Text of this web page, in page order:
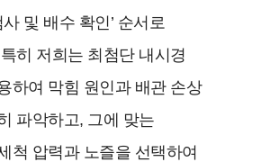
사 및 배수 확인’ 순서로
히 저희는 최첨단 내시경
하여 막힘 원인과 배관 손상
파악하고, 그에 맞는
척 압력과 노즐을 선택하여